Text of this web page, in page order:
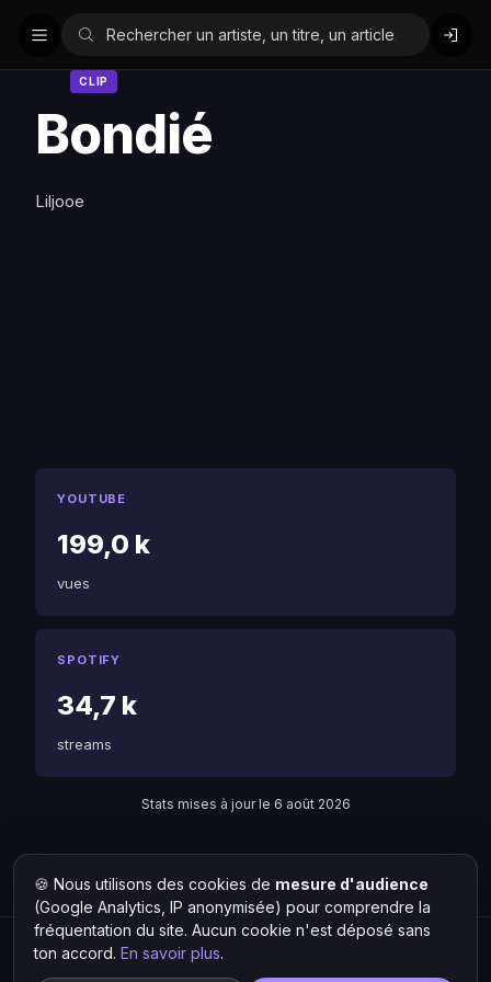
CLIP
Bondié
Liljooe
YOUTUBE
199,0 k
vues
SPOTIFY
34,7 k
streams
Stats mises à jour le 6 août 2026
Retour à Liljooe Liste des artistes
Hit Lokal·L'actu rap & musique urbaine
🍪 Nous utilisons des cookies de mesure d'audience
(Google Analytics, IP anonymisée) pour comprendre la
fréquentation du site. Aucun cookie n'est déposé sans
ton accord. En savoir plus.